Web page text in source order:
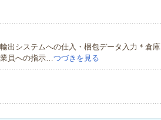
出システムへの仕入・梱包データ入力＊倉庫
員への指示…つづきを見る